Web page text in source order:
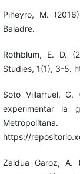
Piñeyro, M.
Baladre.
Rothblum, E. D.
Studies, 1(1), 3-5.
Soto Villarruel,
experimentar la
https://
Zaldua Garoz, A.